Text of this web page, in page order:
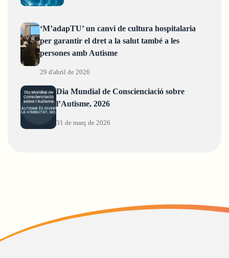
‘M’adapTU’ un canvi de cultura hospitalaria
per garantir el dret a la salut també a les
persones amb Autisme
29 d'abril de 2026
Dia Mundial de Conscienciació sobre
l’Autisme, 2026
31 de març de 2026